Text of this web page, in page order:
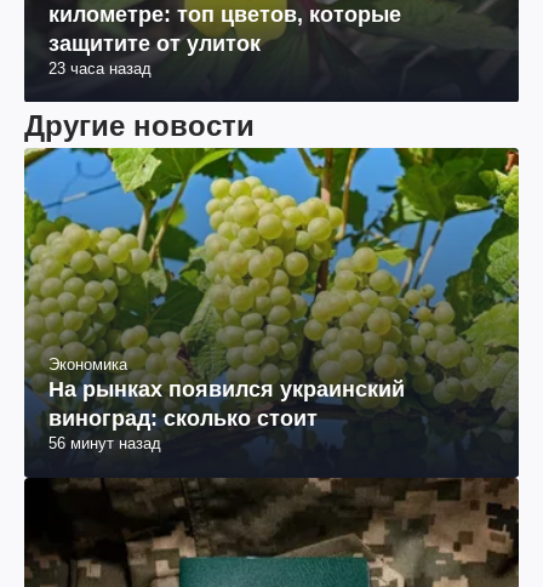
километре: топ цветов, которые
защитите от улиток
23 часа назад
Другие новости
Экономика
На рынках появился украинский
виноград: сколько стоит
56 минут назад